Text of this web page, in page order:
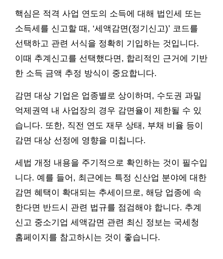
핵심은 적격 사업 연도의 소득에 대해 법인세 또는
소득세를 신고할 때, ‘세액감면(정기신고)’ 코드를
선택하고 관련 서식을 정확히 기입하는 것입니다.
이때 추계신고를 선택했다면, 합리적인 근거에 기반
한 소득 금액 추정 방식이 중요합니다.
감면 대상 기업은 업종별로 상이하며, 수도권 과밀
억제권역 내 사업장의 경우 감면율이 제한될 수 있
습니다. 또한, 직전 연도 재무 상태, 부채 비율 등이
감면 대상 선정에 영향을 미칩니다.
세법 개정 내용을 주기적으로 확인하는 것이 필수입
니다. 예를 들어, 최근에는 특정 신산업 분야에 대한
감면 혜택이 확대되는 추세이므로, 해당 업종에 속
한다면 반드시 관련 법규를 점검해야 합니다. 추계
신고 중소기업 세액감면 관련 최신 정보는 국세청
홈페이지를 참고하시는 것이 좋습니다.